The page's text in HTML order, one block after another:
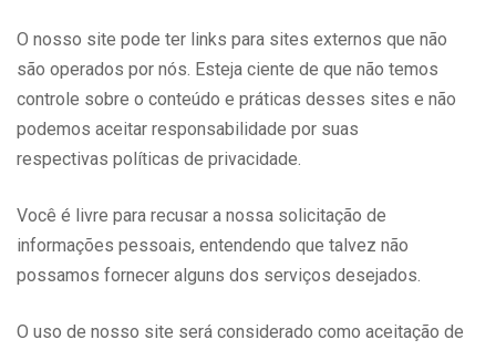
O nosso site pode ter links para sites externos que não
são operados por nós. Esteja ciente de que não temos
controle sobre o conteúdo e práticas desses sites e não
podemos aceitar responsabilidade por suas
respectivas políticas de privacidade.
Você é livre para recusar a nossa solicitação de
informações pessoais, entendendo que talvez não
possamos fornecer alguns dos serviços desejados.
O uso de nosso site será considerado como aceitação de